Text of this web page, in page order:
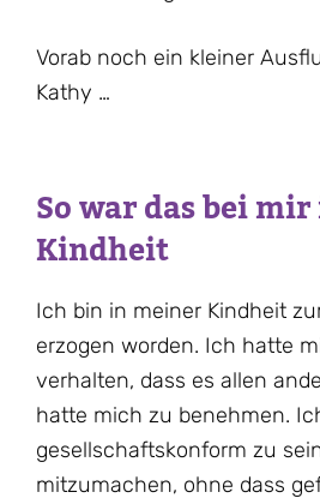
Vorab noch ein kleiner
Kathy …
So war das bei
Kindheit
Ich bin in meiner Kindheit
erzogen worden. Ich hatte
verhalten, dass es allen
hatte mich zu benehmen.
gesellschaftskonform zu
mitzumachen, ohne dass